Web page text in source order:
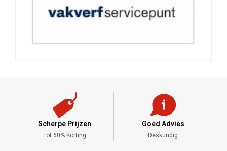
Goed Advies
Deskundig
Meng Service
Alle Kleuren